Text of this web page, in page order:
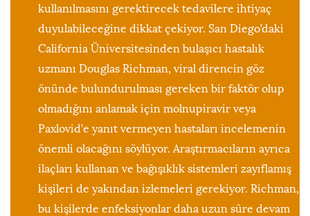
kullanılmasını gerektirecek tedavilere ihtiyaç
duyulabileceğine dikkat çekiyor. San Diego’daki
California Üniversitesinden bulaşıcı hastalık
uzmanı Douglas Richman, viral direncin göz
önünde bulundurulması gereken bir faktör olup
olmadığını anlamak için molnupiravir veya
Paxlovid’e yanıt vermeyen hastaları incelemenin
önemli olacağını söylüyor. Araştırmacıların ayrıca
ilaçları kullanan ve bağışıklık sistemleri zayıflamış
kişileri de yakından izlemeleri gerekiyor. Richman,
bu kişilerde enfeksiyonlar daha uzun süre devam